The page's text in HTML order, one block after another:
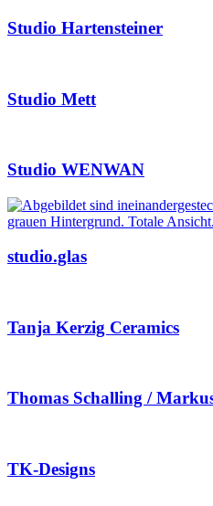
Studio Hartensteiner
Studio Mett
Studio WENWAN
studio.glas
Tanja Kerzig Ceramics
Thomas Schalling /
TK-Designs